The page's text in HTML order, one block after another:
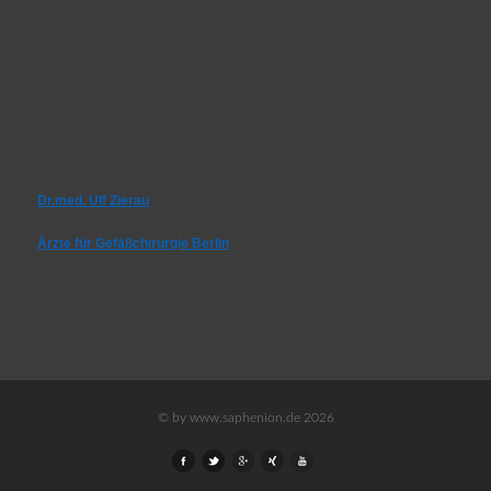
Dr.med. Ulf Zierau
Ärzte für Gefäßchirurgie Berlin
© by www.saphenion.de 2026